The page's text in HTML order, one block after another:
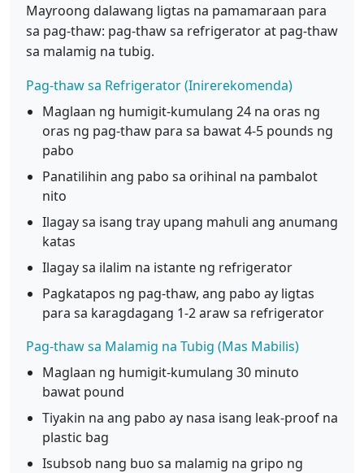
Mayroong dalawang ligtas na pamamaraan para
sa pag-thaw: pag-thaw sa refrigerator at pag-thaw
sa malamig na tubig.
Pag-thaw sa Refrigerator (Inirerekomenda)
Maglaan ng humigit-kumulang 24 na oras ng
oras ng pag-thaw para sa bawat 4-5 pounds ng
pabo
Panatilihin ang pabo sa orihinal na pambalot
nito
Ilagay sa isang tray upang mahuli ang anumang
katas
Ilagay sa ilalim na istante ng refrigerator
Pagkatapos ng pag-thaw, ang pabo ay ligtas
para sa karagdagang 1-2 araw sa refrigerator
Pag-thaw sa Malamig na Tubig (Mas Mabilis)
Maglaan ng humigit-kumulang 30 minuto
bawat pound
Tiyakin na ang pabo ay nasa isang leak-proof na
plastic bag
Isubsob nang buo sa malamig na gripo ng